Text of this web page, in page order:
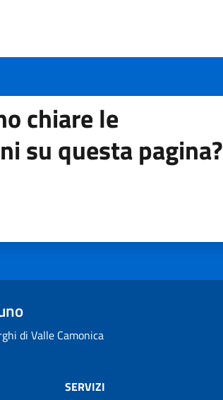
chiare le
su questa pagina?
di Valle Camonica
SERVIZI